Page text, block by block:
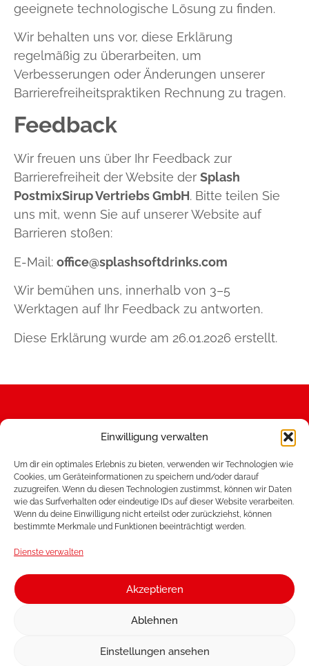
Einwilligung verwalten
Um dir ein optimales Erlebnis zu bieten, verwenden wir Technologien wie
Cookies, um Geräteinformationen zu speichern und/oder darauf
zuzugreifen. Wenn du diesen Technologien zustimmst, können wir Daten
wie das Surfverhalten oder eindeutige IDs auf dieser Website verarbeiten.
Wenn du deine Einwilligung nicht erteilst oder zurückziehst, können
bestimmte Merkmale und Funktionen beeinträchtigt werden.
Dienste verwalten
Akzeptieren
Ablehnen
Einstellungen ansehen
geeignete technologische Lösung zu finden.
Wir behalten uns vor, diese Erklärung
regelmäßig zu überarbeiten, um
Verbesserungen oder Änderungen unserer
Barrierefreiheitspraktiken Rechnung zu tragen.
Feedback
Wir freuen uns über Ihr Feedback zur
Barrierefreiheit der Website der Splash
PostmixSirup Vertriebs GmbH. Bitte teilen Sie
uns mit, wenn Sie auf unserer Website auf
Barrieren stoßen:
E-Mail: office@splashsoftdrinks.com
Wir bemühen uns, innerhalb von 3–5
Werktagen auf Ihr Feedback zu antworten.
Diese Erklärung wurde am 26.01.2026 erstellt.
Splash PostmixSirup Vertriebs GmbH
Dr.-Karl-Renner-Straße 27
8101 Gratkorn
Tel.+43 (0) 3124 22 108
E-Mail:office@splashsoftdrinks.com
Unternehmen
Karriere
Vertriebspartner
Blog
Downloads
mysyrupbox
Kontakt